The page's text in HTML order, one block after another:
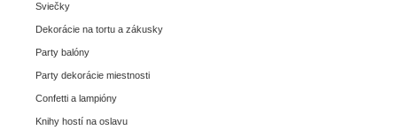
Sviečky
Dekorácie na tortu a zákusky
Party balóny
Party dekorácie miestnosti
Confetti a lampióny
Knihy hostí na oslavu